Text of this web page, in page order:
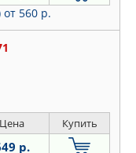
от 560 р.
Цена Купить
р.